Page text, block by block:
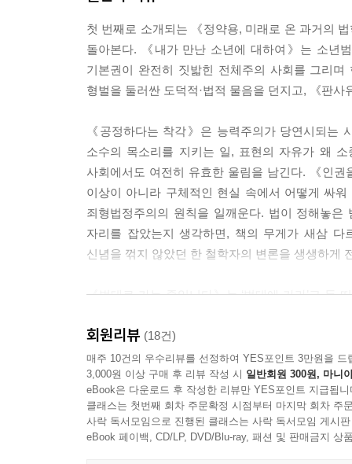
이 준 인생의 굴곡이 그에게 법과 범죄 그리고 형
--- p.63
가장 정의로운 판결을 내려야 하는 판사의 책임
마음으로 법정에 임하는” 판사의 마음이 깊은 울림
--- p.74
《공정하다는 착각》이 성공한 이들에게 하는 말
이 크기 때문이라는 것이다. 마이클 샌델은 책을
으로써 불평등을 극복할 수 있으며 사회적 상승이
날의 능력주의는 세습 귀족제로 굳어져 가고 있다’
까. 헌법에서의 자유는 본질적으로 국가로부터의
국가로부터의 자유이며 다수로부터의 자유라고
--- p.94
《인권을 말해야 할 때》는 인권을 새로운 정치이
이다. 특히 정치와 법률 그리고 인권이 밀접한 관
첫 번째로 소개되는 《정약용, 미래로 온 과거의
돌아본다. 《내가 만난 소년에 대하여》는 소년
기본권이 완전히 짓밟힌 전체주의 사회를 그리
형벌을 둘러싼 도덕적·법적 물음을 던지고, 《판
《공정하다는 착각》은 능력주의가 당연시되는
소수의 목소리를 지키는 일, 표현의 자유가 왜
사회에서도 여전히 유효한 울림을 남긴다. 《인
이상이 아니라 구체적인 현실 속에서 어떻게 싸
죄형법정주의의 원칙을 일깨운다. 법이 정해놓
자리를 잡았는지 생각하면, 책의 무게가 새삼
신념을 꺾지 않았던 한 철학자의 변론을 생생하게
《법대로 가는 중입니다》는 ‘법대에 가라’고 등
풀어가는 이야기로 바라보는 것이다. 법조인이
세상을 보고 싶은 어른들에게도 충분히 권할 만하
회원리뷰 (18건)
매주 10건의 우수리뷰를 선정하여 YES포인트 3만원을 드
3,000원 이상 구매 후 리뷰 작성 시 일반회원 300원, 마니
eBook은 다운로드 후 작성한 리뷰만 YES포인트 지급됩니
클래스는 첫번째 회차 주문확정 시점부터 마지막 회차 주
사락 독서모임으로 진행된 클래스는 사락 독서모임 게시
eBook 페이백, CD/LP, DVD/Blu-ray, 패션 및 판매금지 상